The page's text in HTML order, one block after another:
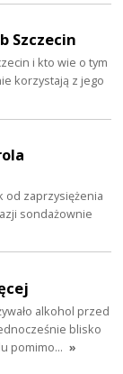
Szczecin
i kto wie o tym
korzystają z jego
od zaprzysiężenia
sondażownie
alkohol przed
blisko
pomimo… »